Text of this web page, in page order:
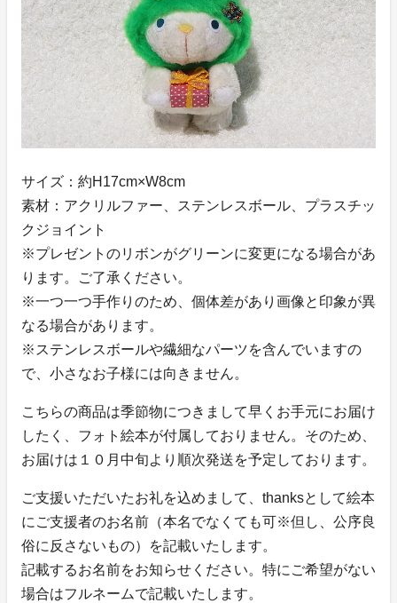
サイズ：約H17cm×W8cm
素材：アクリルファー、ステンレスボール、プラスチッ
クジョイント
※プレゼントのリボンがグリーンに変更になる場合があ
ります。ご了承ください。
※一つ一つ手作りのため、個体差があり画像と印象が異
なる場合があります。
※ステンレスボールや繊細なパーツを含んでいますの
で、小さなお子様には向きません。
こちらの商品は季節物につきまして早くお手元にお届け
したく、フォト絵本が付属しておりません。そのため、
お届けは１０月中旬より順次発送を予定しております。
ご支援いただいたお礼を込めまして、thanksとして絵本
にご支援者のお名前（本名でなくても可※但し、公序良
俗に反さないもの）を記載いたします。
記載するお名前をお知らせください。特にご希望がない
場合はフルネームで記載いたします。